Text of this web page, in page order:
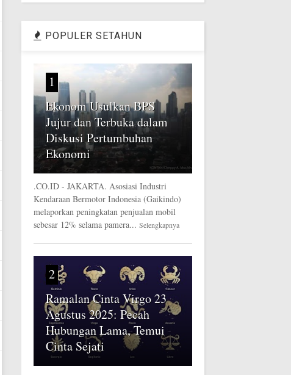
POPULER SETAHUN
1
Ekonom Usulkan BPS
Jujur dan Terbuka dalam
Diskusi Pertumbuhan
Ekonomi
.CO.ID - JAKARTA. Asosiasi Industri
Kendaraan Bermotor Indonesia (Gaikindo)
melaporkan peningkatan penjualan mobil
sebesar 12% selama pamera... Selengkapnya
2
Ramalan Cinta Virgo 23
Agustus 2025: Pecah
Hubungan Lama, Temui
Cinta Sejati